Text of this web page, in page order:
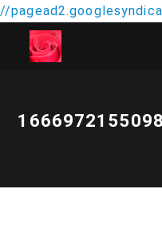
//
1666972155098